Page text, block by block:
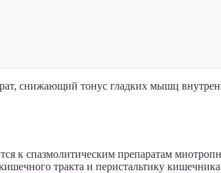
снижающий тонус гладких мышц
к спазмолитическим препаратам
тракта и перистальтику